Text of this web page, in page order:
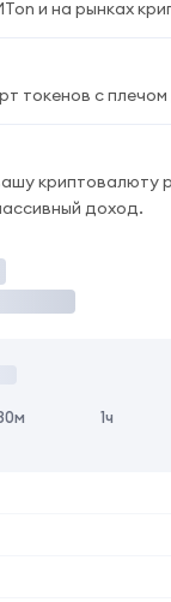
и на рынках
токенов с
криптовалюту
доход.
1ч